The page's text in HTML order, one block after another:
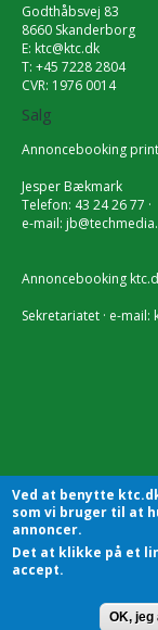
Godthåbsvej 83
8660 Skanderborg
E: ktc@ktc.dk
T: +45 7228 2804
CVR: 1976 0014
Salg
Annoncebooking
Jesper Bækmark
Telefon: 43 24 26 77 ·
e-mail:
Annoncebooking
Sekretariatet · e-mail:
KTC -
Ved at benytte
som vi bruger til at
annoncer.
Det at klikke på et
accept.
OK,